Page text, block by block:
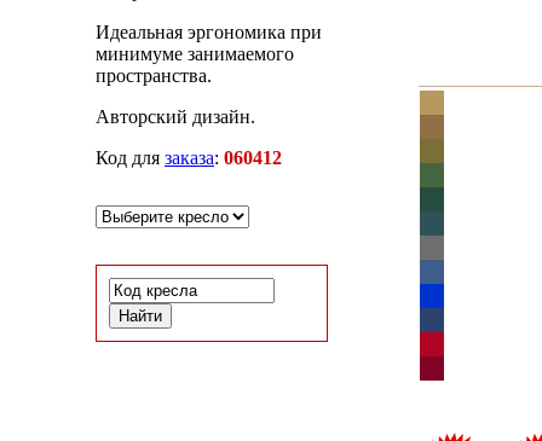
Идеальная эргономика при
минимуме занимаемого
пространства.
Авторский дизайн.
Код для заказа: 060412